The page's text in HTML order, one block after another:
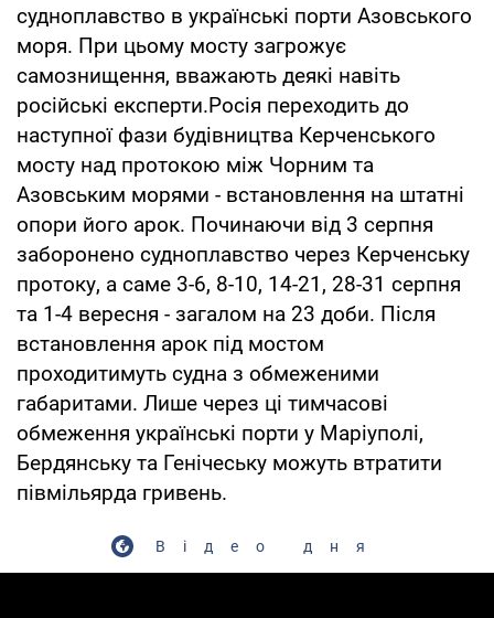
судноплавство в українські порти Азовського
моря. При цьому мосту загрожує
самознищення, вважають деякі навіть
російські експерти.Росія переходить до
наступної фази будівництва Керченського
мосту над протокою між Чорним та
Азовським морями - встановлення на штатні
опори його арок. Починаючи від 3 серпня
заборонено судноплавство через Керченську
протоку, а саме 3-6, 8-10, 14-21, 28-31 серпня
та 1-4 вересня - загалом на 23 доби. Після
встановлення арок під мостом
проходитимуть судна з обмеженими
габаритами. Лише через ці тимчасові
обмеження українські порти у Маріуполі,
Бердянську та Генічеську можуть втратити
півмільярда гривень.
Відео дня